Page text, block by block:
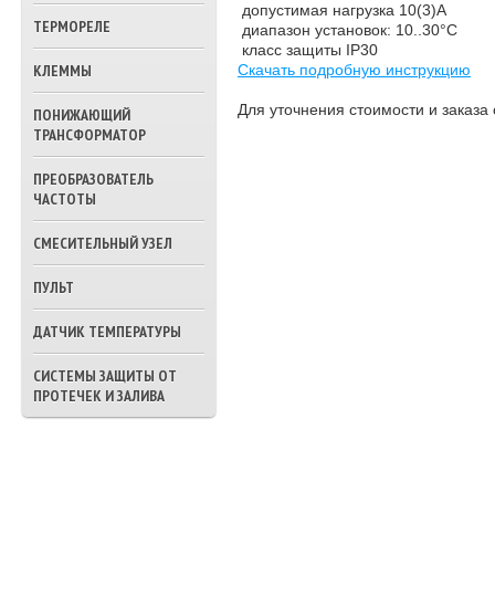
ТЕРМОРЕЛЕ
КЛЕММЫ
ПОНИЖАЮЩИЙ
ТРАНСФОРМАТОР
ПРЕОБРАЗОВАТЕЛЬ
ЧАСТОТЫ
СМЕСИТЕЛЬНЫЙ УЗЕЛ
ПУЛЬТ
ДАТЧИК ТЕМПЕРАТУРЫ
СИСТЕМЫ ЗАЩИТЫ ОТ
ПРОТЕЧЕК И ЗАЛИВА
допустимая нагрузка 10(3)А
диапазон установок: 10..30°C
класс защиты IP30
Скачать подробную инструкцию
Для уточнения стоимости и